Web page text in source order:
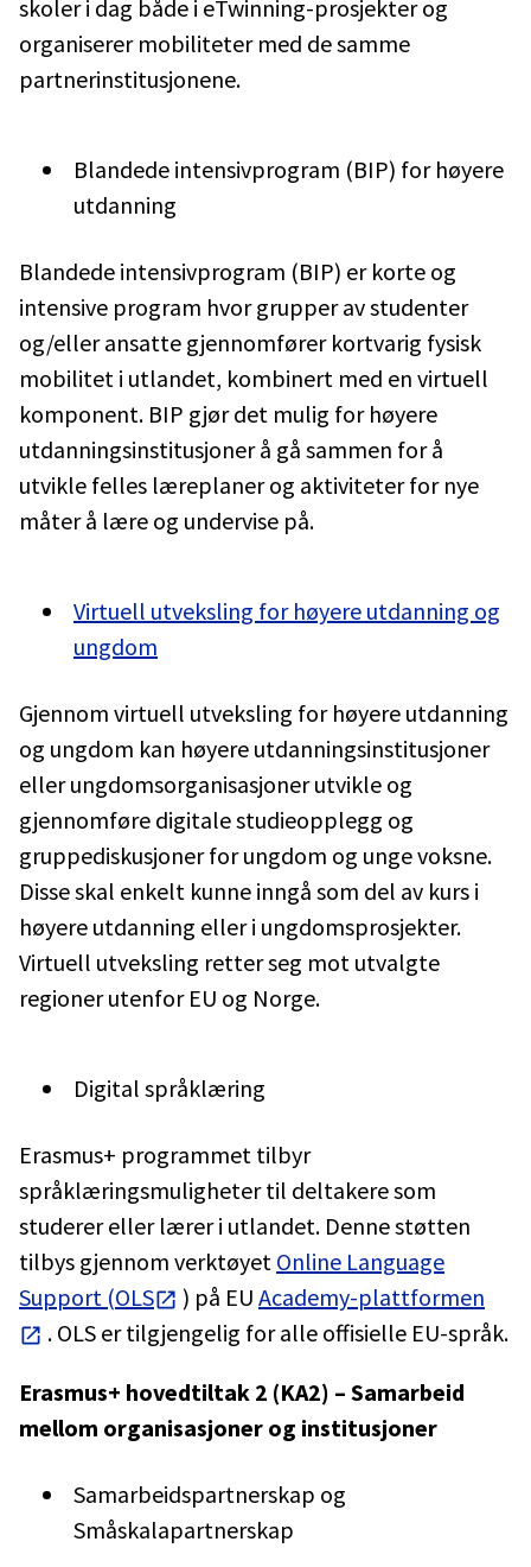
skoler i dag både i eTwinning-prosjekter og
organiserer mobiliteter med de samme
partnerinstitusjonene.
Blandede intensivprogram (BIP) for høyere
utdanning
Blandede intensivprogram (BIP) er korte og
intensive program hvor grupper av studenter
og/eller ansatte gjennomfører kortvarig fysisk
mobilitet i utlandet, kombinert med en virtuell
komponent. BIP gjør det mulig for høyere
utdanningsinstitusjoner å gå sammen for å
utvikle felles læreplaner og aktiviteter for nye
måter å lære og undervise på.
Virtuell utveksling for høyere utdanning og
ungdom
Gjennom virtuell utveksling for høyere utdanning
og ungdom kan høyere utdanningsinstitusjoner
eller ungdomsorganisasjoner utvikle og
gjennomføre digitale studieopplegg og
gruppediskusjoner for ungdom og unge voksne.
Disse skal enkelt kunne inngå som del av kurs i
høyere utdanning eller i ungdomsprosjekter.
Virtuell utveksling retter seg mot utvalgte
regioner utenfor EU og Norge.
Digital språklæring
Erasmus+ programmet tilbyr
språklæringsmuligheter til deltakere som
studerer eller lærer i utlandet. Denne støtten
tilbys gjennom verktøyet Online Language
Support (OLS
) på EU Academy-plattformen
. OLS er tilgjengelig for alle offisielle EU-språk.
Erasmus+ hovedtiltak 2 (KA2) – Samarbeid
mellom organisasjoner og institusjoner
Samarbeidspartnerskap og
Småskalapartnerskap